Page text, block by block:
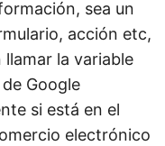
sea un
acción etc,
la variable
Google
si está en el
electrónico